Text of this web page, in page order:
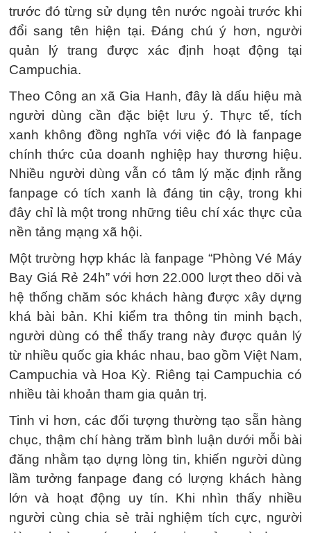
trước đó từng sử dụng tên nước ngoài trước khi
đổi sang tên hiện tại. Đáng chú ý hơn, người
quản lý trang được xác định hoạt động tại
Campuchia.
Theo Công an xã Gia Hanh, đây là dấu hiệu mà
người dùng cần đặc biệt lưu ý. Thực tế, tích
xanh không đồng nghĩa với việc đó là fanpage
chính thức của doanh nghiệp hay thương hiệu.
Nhiều người dùng vẫn có tâm lý mặc định rằng
fanpage có tích xanh là đáng tin cậy, trong khi
đây chỉ là một trong những tiêu chí xác thực của
nền tảng mạng xã hội.
Một trường hợp khác là fanpage “Phòng Vé Máy
Bay Giá Rẻ 24h” với hơn 22.000 lượt theo dõi và
hệ thống chăm sóc khách hàng được xây dựng
khá bài bản. Khi kiểm tra thông tin minh bạch,
người dùng có thể thấy trang này được quản lý
từ nhiều quốc gia khác nhau, bao gồm Việt Nam,
Campuchia và Hoa Kỳ. Riêng tại Campuchia có
nhiều tài khoản tham gia quản trị.
Tinh vi hơn, các đối tượng thường tạo sẵn hàng
chục, thậm chí hàng trăm bình luận dưới mỗi bài
đăng nhằm tạo dựng lòng tin, khiến người dùng
lầm tưởng fanpage đang có lượng khách hàng
lớn và hoạt động uy tín. Khi nhìn thấy nhiều
người cùng chia sẻ trải nghiệm tích cực, người